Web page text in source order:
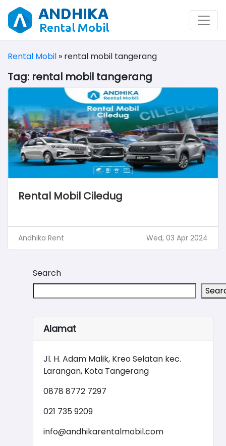
Rental Mobil » rental mobil tangerang
Tag: rental mobil tangerang
Rental Mobil Ciledug
Andhika Rent Wed, 03 Apr 2024
Search
Alamat
Jl. H. Adam Malik, Kreo Selatan kec.
Larangan, Kota Tangerang
0878 8772 7297
021 735 9209
info@andhikarentalmobil.com